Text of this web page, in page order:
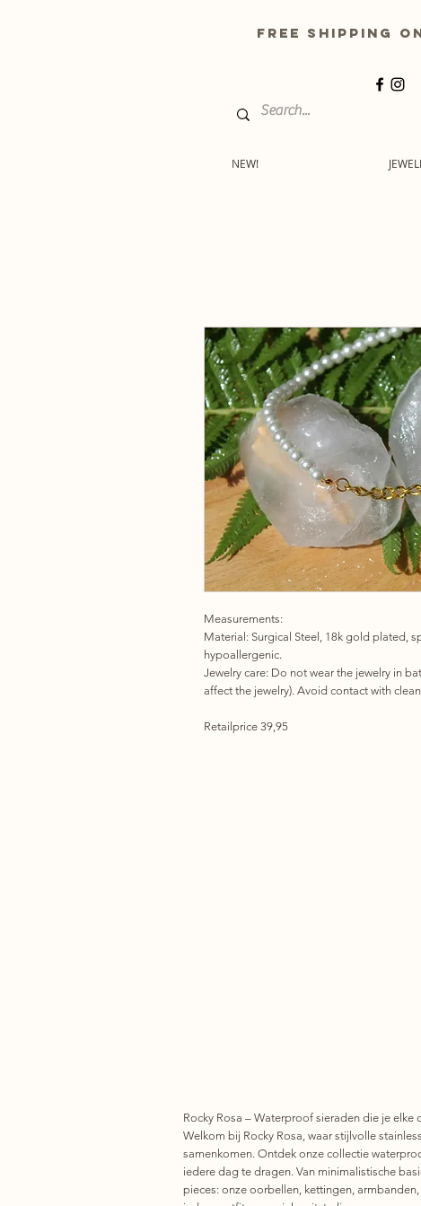
free shipping
NEW!
Measurements:
Material: Surgical Steel, 18k gold plated,
hypoallergenic.
Jewelry care: Do not wear the jewelry in
affect the jewelry). Avoid contact with
Retailprice 39,95
Rocky Rosa – Waterproof sieraden die je elke
Welkom bij Rocky Rosa, waar stijlvolle
samenkomen. Ontdek onze collectie
iedere dag te dragen. Van minimalistische
pieces: onze oorbellen, kettingen,